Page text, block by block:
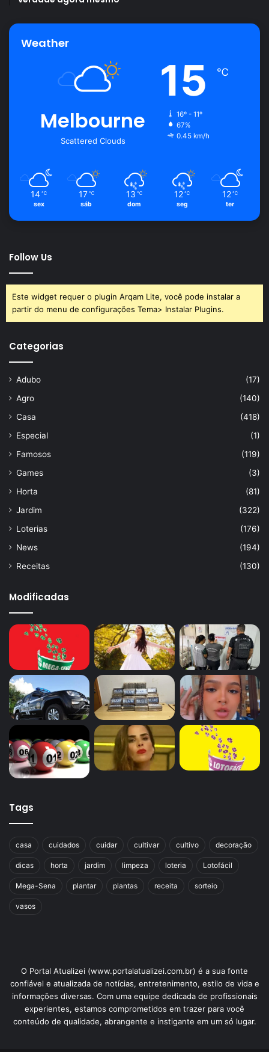
Weather
Melbourne
Scattered Clouds
15 ℃
16º - 11º
67%
0.45 km/h
14 ℃
sex
17 ℃
sáb
13 ℃
dom
12 ℃
seg
12 ℃
ter
Follow Us
Este widget requer o plugin Arqam Lite, você pode instalar a
partir do menu de configurações Tema> Instalar Plugins.
Categorias
Adubo
(17)
Agro
(140)
Casa
(418)
Especial
(1)
Famosos
(119)
Games
(3)
Horta
(81)
Jardim
(322)
Loterias
(176)
News
(194)
Receitas
(130)
Modificadas
Tags
casa cuidados cuidar cultivar cultivo decoração
dicas horta jardim limpeza loteria Lotofácil
Mega-Sena plantar plantas receita sorteio
vasos
O Portal Atualizei (www.portalatualizei.com.br) é a sua fonte
confiável e atualizada de notícias, entretenimento, estilo de vida e
informações diversas. Com uma equipe dedicada de profissionais
experientes, estamos comprometidos em trazer para você
conteúdo de qualidade, abrangente e instigante em um só lugar.